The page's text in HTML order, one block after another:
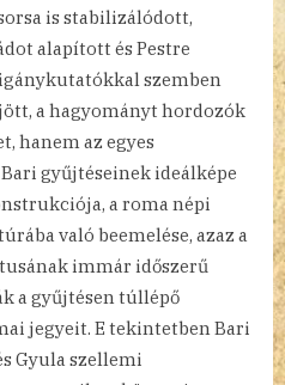
is stabilizálódott,
alapított és Pestre
szemben
a hagyományt hordozók
hanem az egyes
gyűjtéseinek ideálképe
a roma népi
való beemelése, azaz a
immár időszerű
a gyűjtésen túllépő
jegyeit. E tekintetben Bari
Gyula szellemi